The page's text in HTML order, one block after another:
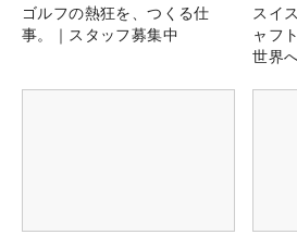
ゴルフの熱狂を、つくる仕
事。｜スタッフ募集中
スイ
ャフ
世界